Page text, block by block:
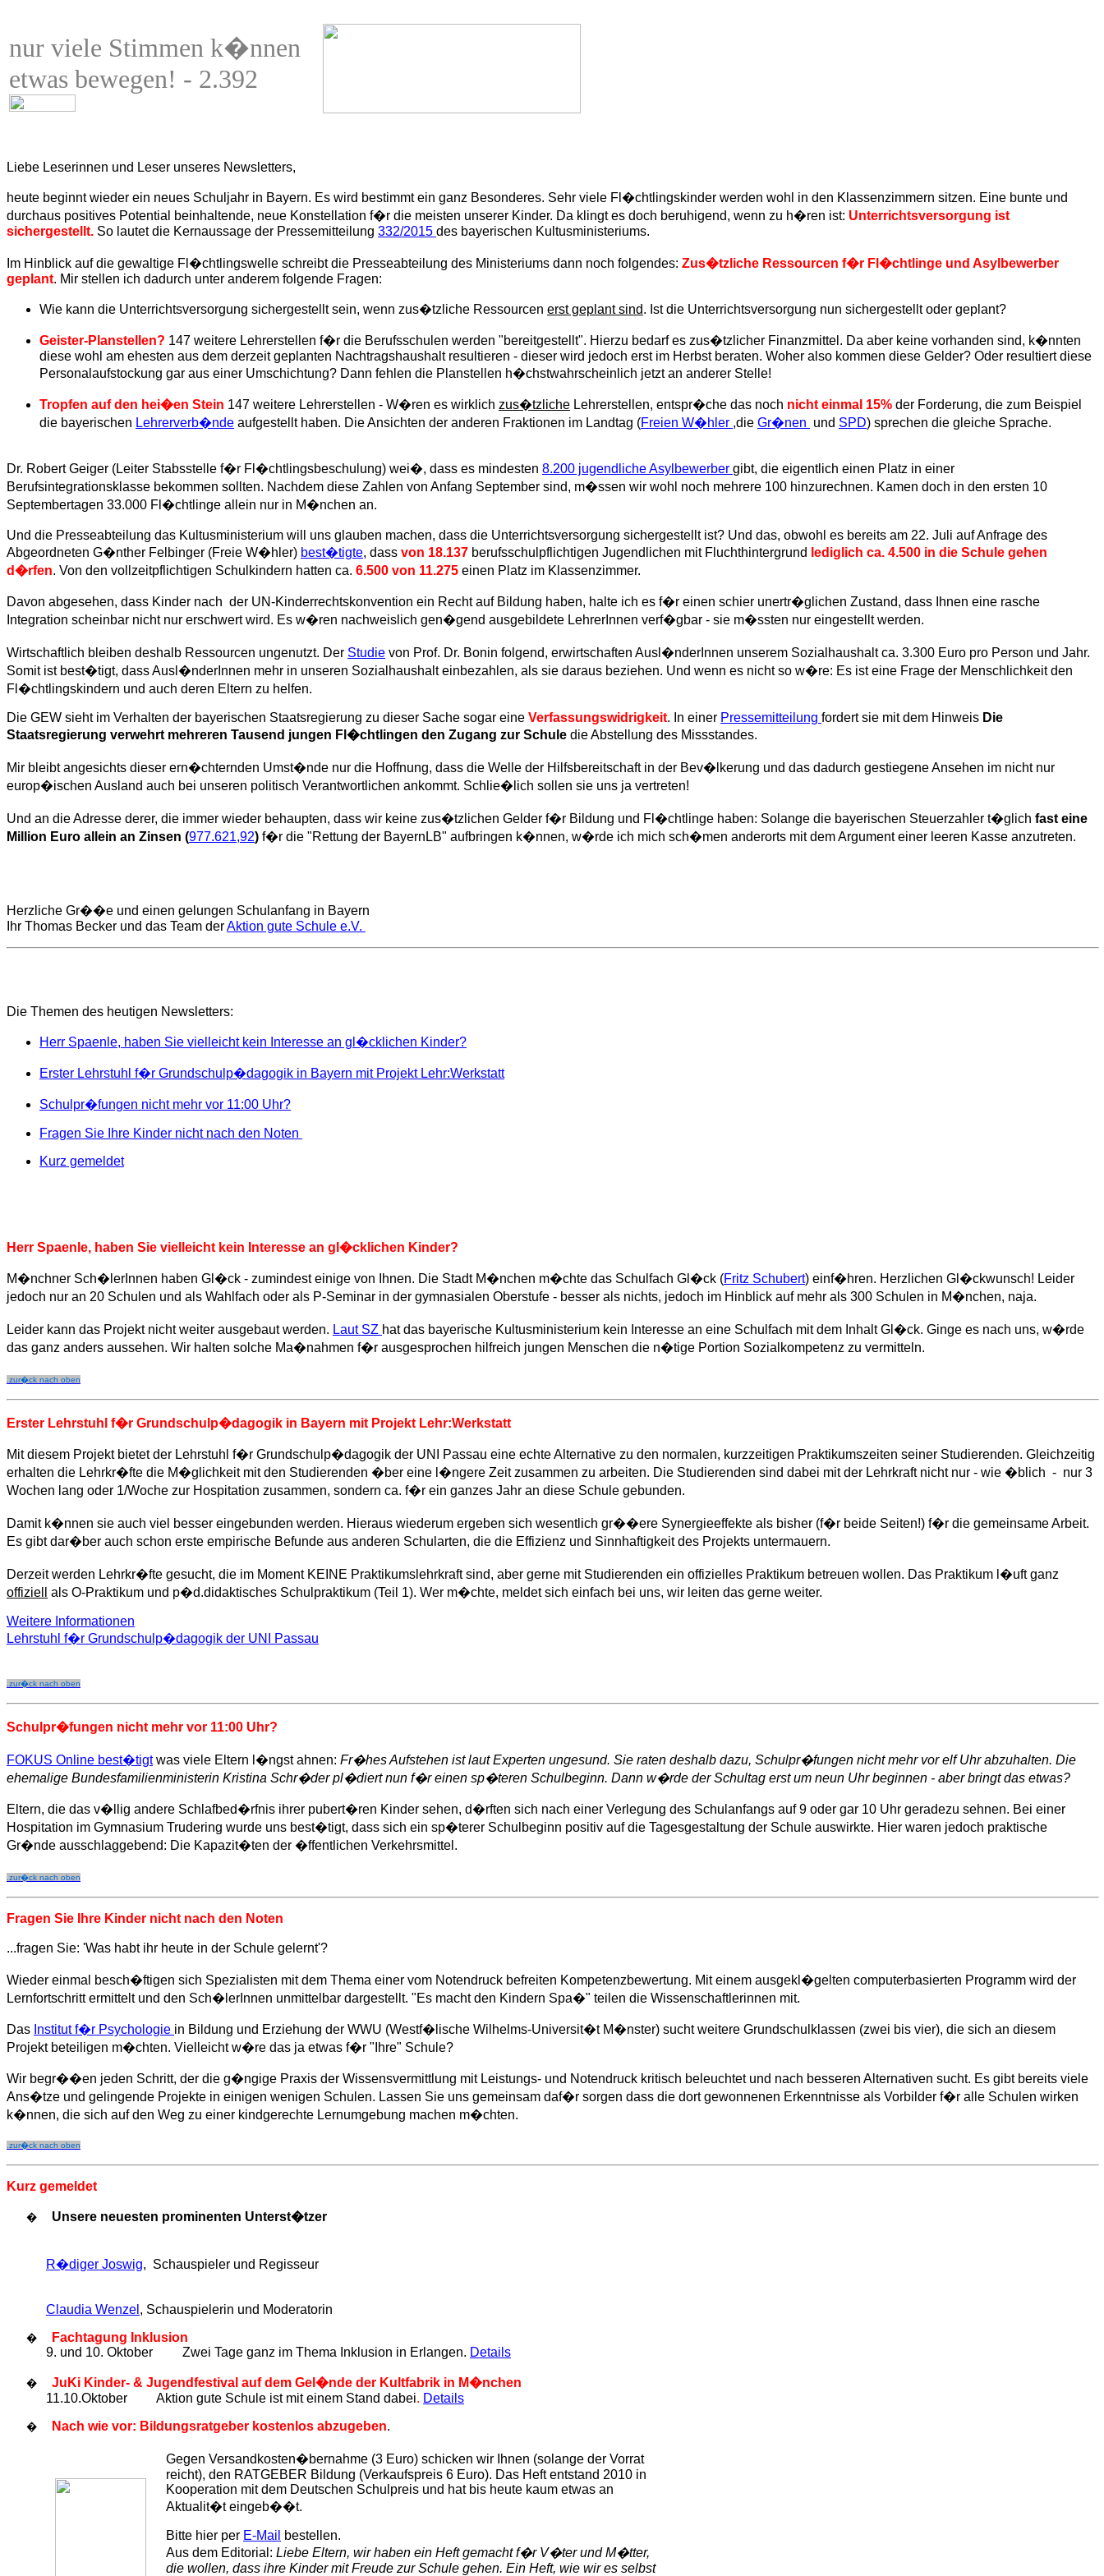
nur viele Stimmen k�nnen
etwas bewegen! - 2.392
Liebe Leserinnen und Leser unseres Newsletters,
heute beginnt wieder ein neues Schuljahr in Bayern. Es wird bestimmt ein ganz Besonderes. Sehr viele Fl�chtlingskinder werden wohl in den Klassenzimmern sitzen. Eine bunte und
durchaus positives Potential beinhaltende, neue Konstellation f�r die meisten unserer Kinder. Da klingt es doch beruhigend, wenn zu h�ren ist: Unterrichtsversorgung ist
sichergestellt. So lautet die Kernaussage der Pressemitteilung 332/2015 des bayerischen Kultusministeriums.
Im Hinblick auf die gewaltige Fl�chtlingswelle schreibt die Presseabteilung des Ministeriums dann noch folgendes: Zus�tzliche Ressourcen f�r Fl�chtlinge und Asylbewerber
geplant. Mir stellen ich dadurch unter anderem folgende Fragen:
Wie kann die Unterrichtsversorgung sichergestellt sein, wenn zus�tzliche Ressourcen erst geplant sind. Ist die Unterrichtsversorgung nun sichergestellt oder geplant?
Geister-Planstellen? 147 weitere Lehrerstellen f�r die Berufsschulen werden "bereitgestellt". Hierzu bedarf es zus�tzlicher Finanzmittel. Da aber keine vorhanden sind, k�nnten
diese wohl am ehesten aus dem derzeit geplanten Nachtragshaushalt resultieren - dieser wird jedoch erst im Herbst beraten. Woher also kommen diese Gelder? Oder resultiert diese
Personalaufstockung gar aus einer Umschichtung? Dann fehlen die Planstellen h�chstwahrscheinlich jetzt an anderer Stelle!
Tropfen auf den hei�en Stein 147 weitere Lehrerstellen - W�ren es wirklich zus�tzliche Lehrerstellen, entspr�che das noch nicht einmal 15% der Forderung, die zum Beispiel
die bayerischen Lehrerverb�nde aufgestellt haben. Die Ansichten der anderen Fraktionen im Landtag (Freien W�hler ,die Gr�nen und SPD) sprechen die gleiche Sprache.
Dr. Robert Geiger (Leiter Stabsstelle f�r Fl�chtlingsbeschulung) wei�, dass es mindesten 8.200 jugendliche Asylbewerber gibt, die eigentlich einen Platz in einer
Berufsintegrationsklasse bekommen sollten. Nachdem diese Zahlen von Anfang September sind, m�ssen wir wohl noch mehrere 100 hinzurechnen. Kamen doch in den ersten 10
Septembertagen 33.000 Fl�chtlinge allein nur in M�nchen an.
Und die Presseabteilung das Kultusministerium will uns glauben machen, dass die Unterrichtsversorgung sichergestellt ist? Und das, obwohl es bereits am 22. Juli auf Anfrage des
Abgeordneten G�nther Felbinger (Freie W�hler) best�tigte, dass von 18.137 berufsschulpflichtigen Jugendlichen mit Fluchthintergrund lediglich ca. 4.500 in die Schule gehen
d�rfen. Von den vollzeitpflichtigen Schulkindern hatten ca. 6.500 von 11.275 einen Platz im Klassenzimmer.
Davon abgesehen, dass Kinder nach der UN-Kinderrechtskonvention ein Recht auf Bildung haben, halte ich es f�r einen schier unertr�glichen Zustand, dass Ihnen eine rasche
Integration scheinbar nicht nur erschwert wird. Es w�ren nachweislich gen�gend ausgebildete LehrerInnen verf�gbar - sie m�ssten nur eingestellt werden.
Wirtschaftlich bleiben deshalb Ressourcen ungenutzt. Der Studie von Prof. Dr. Bonin folgend, erwirtschaften Ausl�nderInnen unserem Sozialhaushalt ca. 3.300 Euro pro Person und Jahr.
Somit ist best�tigt, dass Ausl�nderInnen mehr in unseren Sozialhaushalt einbezahlen, als sie daraus beziehen. Und wenn es nicht so w�re: Es ist eine Frage der Menschlichkeit den
Fl�chtlingskindern und auch deren Eltern zu helfen.
Die GEW sieht im Verhalten der bayerischen Staatsregierung zu dieser Sache sogar eine Verfassungswidrigkeit. In einer Pressemitteilung fordert sie mit dem Hinweis Die
Staatsregierung verwehrt mehreren Tausend jungen Fl�chtlingen den Zugang zur Schule die Abstellung des Missstandes.
Mir bleibt angesichts dieser ern�chternden Umst�nde nur die Hoffnung, dass die Welle der Hilfsbereitschaft in der Bev�lkerung und das dadurch gestiegene Ansehen im nicht nur
europ�ischen Ausland auch bei unseren politisch Verantwortlichen ankommt. Schlie�lich sollen sie uns ja vertreten!
Und an die Adresse derer, die immer wieder behaupten, dass wir keine zus�tzlichen Gelder f�r Bildung und Fl�chtlinge haben: Solange die bayerischen Steuerzahler t�glich fast eine
Million Euro allein an Zinsen (977.621,92) f�r die "Rettung der BayernLB" aufbringen k�nnen, w�rde ich mich sch�men anderorts mit dem Argument einer leeren Kasse anzutreten.
Herzliche Gr��e und einen gelungen Schulanfang in Bayern
Ihr Thomas Becker und das Team derAktion gute Schule e.V.
Die Themen des heutigen Newsletters:
Herr Spaenle, haben Sie vielleicht kein Interesse an gl�cklichen Kinder?
Erster Lehrstuhl f�r Grundschulp�dagogik in Bayern mit Projekt Lehr:Werkstatt
Schulpr�fungen nicht mehr vor 11:00 Uhr?
Fragen Sie Ihre Kinder nicht nach den Noten
Kurz gemeldet
Herr Spaenle, haben Sie vielleicht kein Interesse an gl�cklichen Kinder?
M�nchner Sch�lerInnen haben Gl�ck - zumindest einige von Ihnen. Die Stadt M�nchen m�chte das Schulfach Gl�ck (Fritz Schubert) einf�hren. Herzlichen Gl�ckwunsch! Leider
jedoch nur an 20 Schulen und als Wahlfach oder als P-Seminar in der gymnasialen Oberstufe - besser als nichts, jedoch im Hinblick auf mehr als 300 Schulen in M�nchen, naja.
Leider kann das Projekt nicht weiter ausgebaut werden. Laut SZ hat das bayerische Kultusministerium kein Interesse an eine Schulfach mit dem Inhalt Gl�ck. Ginge es nach uns, w�rde
das ganz anders aussehen. Wir halten solche Ma�nahmen f�r ausgesprochen hilfreich jungen Menschen die n�tige Portion Sozialkompetenz zu vermitteln.
.zur�ck nach oben
Erster Lehrstuhl f�r Grundschulp�dagogik in Bayern mit Projekt Lehr:Werkstatt
Mit diesem Projekt bietet der Lehrstuhl f�r Grundschulp�dagogik der UNI Passau eine echte Alternative zu den normalen, kurzzeitigen Praktikumszeiten seiner Studierenden. Gleichzeitig
erhalten die Lehrkr�fte die M�glichkeit mit den Studierenden �ber eine l�ngere Zeit zusammen zu arbeiten. Die Studierenden sind dabei mit der Lehrkraft nicht nur - wie �blich - nur 3
Wochen lang oder 1/Woche zur Hospitation zusammen, sondern ca. f�r ein ganzes Jahr an diese Schule gebunden.
Damit k�nnen sie auch viel besser eingebunden werden. Hieraus wiederum ergeben sich wesentlich gr��ere Synergieeffekte als bisher (f�r beide Seiten!) f�r die gemeinsame Arbeit.
Es gibt dar�ber auch schon erste empirische Befunde aus anderen Schularten, die die Effizienz und Sinnhaftigkeit des Projekts untermauern.
Derzeit werden Lehrkr�fte gesucht, die im Moment KEINE Praktikumslehrkraft sind, aber gerne mit Studierenden ein offizielles Praktikum betreuen wollen. Das Praktikum l�uft ganz
offiziell
als O-Praktikum und p�d.didaktisches Schulpraktikum (Teil 1). Wer m�chte, meldet sich einfach bei uns, wir leiten das gerne weiter.
Weitere Informationen
Lehrstuhl f�r Grundschulp�dagogik der UNI Passau
.zur�ck nach oben
Schulpr�fungen nicht mehr vor 11:00 Uhr?
FOKUS Online best�tigtwas viele Eltern l�ngst ahnen: Fr�hes Aufstehen ist laut Experten ungesund. Sie raten deshalb dazu, Schulpr�fungen nicht mehr vor elf Uhr abzuhalten. Die
ehemalige Bundesfamilienministerin Kristina Schr�der pl�diert nun f�r einen sp�teren Schulbeginn. Dann w�rde der Schultag erst um neun Uhr beginnen - aber bringt das etwas?
Eltern, die das v�llig andere Schlafbed�rfnis ihrer pubert�ren Kinder sehen, d�rften sich nach einer Verlegung des Schulanfangs auf 9 oder gar 10 Uhr geradezu sehnen. Bei einer
Hospitation im Gymnasium Trudering wurde uns best�tigt, dass sich ein sp�terer Schulbeginn positiv auf die Tagesgestaltung der Schule auswirkte. Hier waren jedoch praktische
Gr�nde ausschlaggebend: Die Kapazit�ten der �ffentlichen Verkehrsmittel.
.zur�ck nach oben
Fragen Sie Ihre Kinder nicht nach den Noten
...fragen Sie: 'Was habt ihr heute in der Schule gelernt'?
Wieder einmal besch�ftigen sich Spezialisten mit dem Thema einer vom Notendruck befreiten Kompetenzbewertung. Mit einem ausgekl�gelten computerbasierten Programm wird der
Lernfortschritt ermittelt und den Sch�lerInnen unmittelbar dargestellt. "Es macht den Kindern Spa�" teilen die Wissenschaftlerinnen mit.
Das Institut f�r Psychologie in Bildung und Erziehung der WWU (Westf�lische Wilhelms-Universit�t M�nster) sucht weitere Grundschulklassen (zwei bis vier), die sich an diesem
Projekt beteiligen m�chten. Vielleicht w�re das ja etwas f�r "Ihre" Schule?
Wir begr��en jeden Schritt, der die g�ngige Praxis der Wissensvermittlung mit Leistungs- und Notendruck kritisch beleuchtet und nach besseren Alternativen sucht. Es gibt bereits viele
Ans�tze und gelingende Projekte in einigen wenigen Schulen. Lassen Sie uns gemeinsam daf�r sorgen dass die dort gewonnenen Erkenntnisse als Vorbilder f�r alle Schulen wirken
k�nnen, die sich auf den Weg zu einer kindgerechte Lernumgebung machen m�chten.
.zur�ck nach oben
Kurz gemeldet
� Unsere neuesten prominenten Unterst�tzer
R�diger Joswig, Schauspieler und Regisseur
Claudia Wenzel , Schauspielerin und Moderatorin
�
Fachtagung Inklusion
9. und 10. Oktober Zwei Tage ganz im Thema Inklusion in Erlangen. Details
�
JuKi Kinder- & Jugendfestival auf dem Gel�nde der Kultfabrik in M�nchen
11.10.Oktober Aktion gute Schule ist mit einem Stand dabei. Details
� Nach wie vor: Bildungsratgeber kostenlos abzugeben.
Gegen Versandkosten�bernahme (3 Euro) schicken wir Ihnen (solange der Vorrat
reicht), den RATGEBER Bildung (Verkaufspreis 6 Euro). Das Heft entstand 2010 in
Kooperation mit dem Deutschen Schulpreis und hat bis heute kaum etwas an
Aktualit�t eingeb��t.
Bitte hier per E-Mail
bestellen.
Aus dem Editorial: Liebe Eltern, wir haben ein Heft gemacht f�r V�ter und M�tter,
die wollen, dass ihre Kinder mit Freude zur Schule gehen. Ein Heft, wie wir es selbst